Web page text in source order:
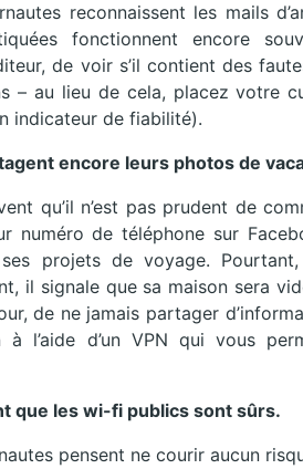
reconnaissent les mails
fonctionnent encore
de voir s’il contient des
– au lieu de cela, placez votre
indicateur de fiabilité).
encore leurs photos de
qu’il n’est pas prudent de
numéro de téléphone sur
projets de voyage. Pourtant,
il signale que sa maison sera
de ne jamais partager
l’aide d’un VPN qui vous
que les wi-fi publics sont sûrs.
pensent ne courir aucun